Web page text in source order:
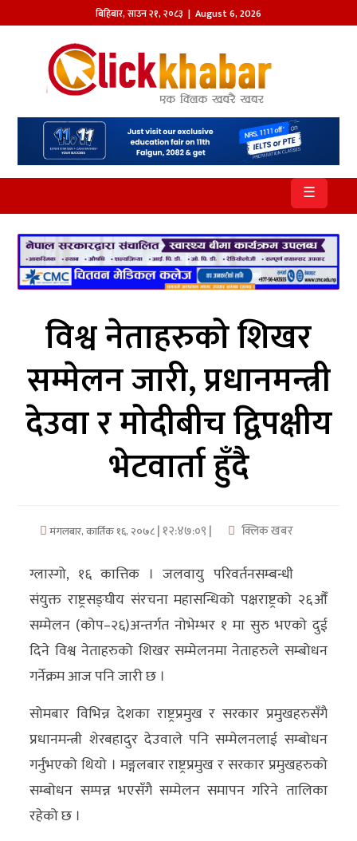
बिहिबार,साउन२१,२०८३ | August 6, 2026
होमपेज
समाज
प्रदेश
आजको
पत्रिका
सम्पादकीय
राजनीति
अन्तर्राष्ट्रिय
अर्थ/
वाणिज्य
विचार/
ब्लग
खेलकुद
अन्य
क्लिक
खबर
विशेष
☰
विश्व नेताहरुको शिखर
सम्मेलन जारी, प्रधानमन्त्री
देउवा र मोदीबीच द्विपक्षीय
भेटवार्ता हुँदै
मंगलबार, कार्तिक १६, २०७८| १२:४७:०९ | क्लिक खबर
ग्लास्गो, १६ कात्तिक । जलवायु परिवर्तनसम्बन्धी
संयुक्त राष्ट्रसङ्घीय संरचना महासन्धिको पक्षराष्ट्रको २६औँ
सम्मेलन (कोप–२६)अन्तर्गत नोभेम्भर १ मा सुरु भएको दुई
दिने विश्व नेताहरुको शिखर सम्मेलनमा नेताहरुले सम्बोधन
गर्नेक्रम आज पनि जारी छ ।
सोमबार विभिन्न देशका राष्ट्रप्रमुख र सरकार प्रमुखहरुसँगै
प्रधानमन्त्री शेरबहादुर देउवाले पनि सम्मेलनलाई सम्बोधन
गर्नुभएको थियो । मङ्गलबार राष्ट्रप्रमुख र सरकार प्रमुखहरुको
सम्बोधन सम्पन्न भएसँगै सम्मेलन समापन गरिने तालिका
रहेको छ ।